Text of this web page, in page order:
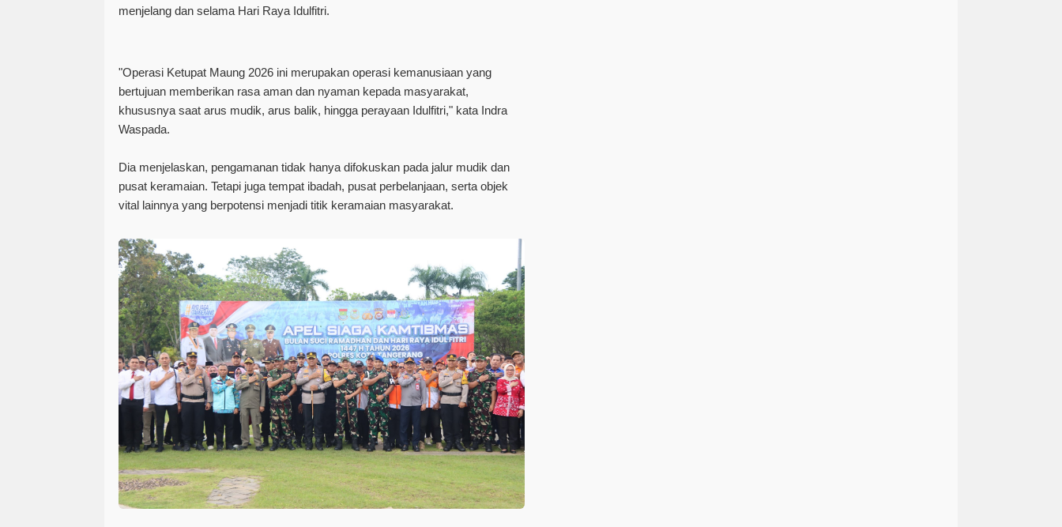
menjelang dan selama Hari Raya Idulfitri.
"Operasi Ketupat Maung 2026 ini merupakan operasi kemanusiaan yang
bertujuan memberikan rasa aman dan nyaman kepada masyarakat,
khususnya saat arus mudik, arus balik, hingga perayaan Idulfitri," kata Indra
Waspada.
Dia menjelaskan, pengamanan tidak hanya difokuskan pada jalur mudik dan
pusat keramaian. Tetapi juga tempat ibadah, pusat perbelanjaan, serta objek
vital lainnya yang berpotensi menjadi titik keramaian masyarakat.